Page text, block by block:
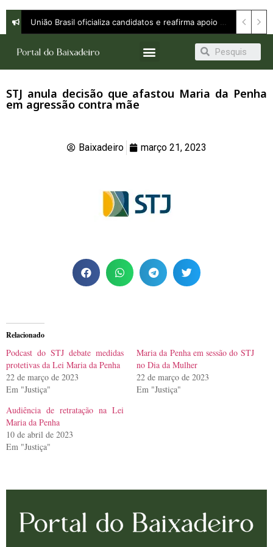
STJ anula decisão que afastou Maria da Penha
em agressão contra mãe
Baixadeiro março 21, 2023
Relacionado
Podcast do STJ debate medidas
protetivas da Lei Maria da Penha
22 de março de 2023
Em "Justiça"
Maria da Penha em sessão do STJ
no Dia da Mulher
22 de março de 2023
Em "Justiça"
Audiência de retratação na Lei
Maria da Penha
10 de abril de 2023
Em "Justiça"